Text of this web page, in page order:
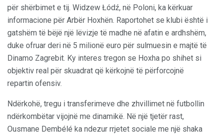
për shërbimet e tij. Widzew Łódź, në Poloni, ka kërkuar
informacione për Arbër Hoxhën. Raportohet se klubi është i
gatshëm të bëjë një lëvizje të madhe në afatin e ardhshëm,
duke ofruar deri në 5 milionë euro për sulmuesin e majtë të
Dinamo Zagrebit. Ky interes tregon se Hoxha po shihet si
objektiv real për skuadrat që kërkojnë të përforcojnë
repartin ofensiv.
Ndërkohë, tregu i transferimeve dhe zhvillimet në futbollin
ndërkombëtar vijojnë me dinamikë. Në një tjetër rast,
Ousmane Dembélé ka ndezur rrjetet sociale me një shaka